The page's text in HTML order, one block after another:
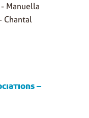
- Manuella
Chantal
–